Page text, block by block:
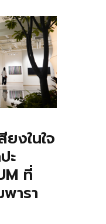
งในใจ
ะ
ที่
ารา